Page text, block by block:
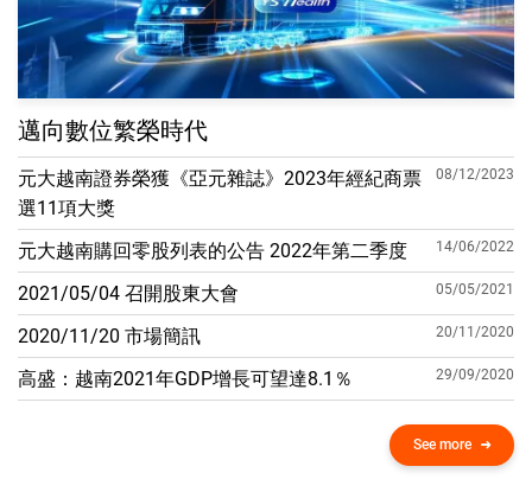
邁向數位繁榮時代
元大越南證券榮獲《亞元雜誌》2023年經紀商票
選11項大獎
08/12/2023
元大越南購回零股列表的公告 2022年第二季度 14/06/2022
2021/05/04 召開股東大會 05/05/2021
2020/11/20 市場簡訊 20/11/2020
高盛：越南2021年GDP增​​長可望達8.1％ 29/09/2020
See more